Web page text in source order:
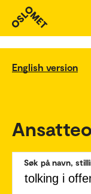
English version
Søk på navn,